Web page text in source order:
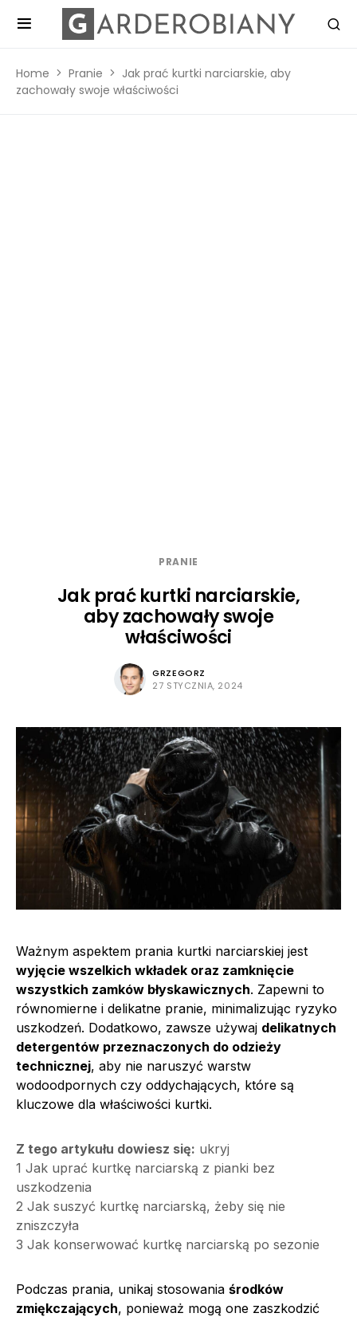
Home Pranie
Jak prać kurtki narciarskie, aby
zachowały swoje właściwości
PRANIE
Jak prać kurtki narciarskie,
aby zachowały swoje
właściwości
GRZEGORZ
27 STYCZNIA, 2024
Ważnym aspektem prania kurtki narciarskiej jest
wyjęcie wszelkich wkładek oraz zamknięcie
wszystkich zamków błyskawicznych. Zapewni to
równomierne i delikatne pranie, minimalizując ryzyko
uszkodzeń. Dodatkowo, zawsze używaj delikatnych
detergentów przeznaczonych do odzieży
technicznej, aby nie naruszyć warstw
wodoodpornych czy oddychających, które są
kluczowe dla właściwości kurtki.
Z tego artykułu dowiesz się: ukryj
1 Jak uprać kurtkę narciarską z pianki bez
uszkodzenia
2 Jak suszyć kurtkę narciarską, żeby się nie
zniszczyła
3 Jak konserwować kurtkę narciarską po sezonie
Podczas prania, unikaj stosowania środków
zmiękczających, ponieważ mogą one zaszkodzić